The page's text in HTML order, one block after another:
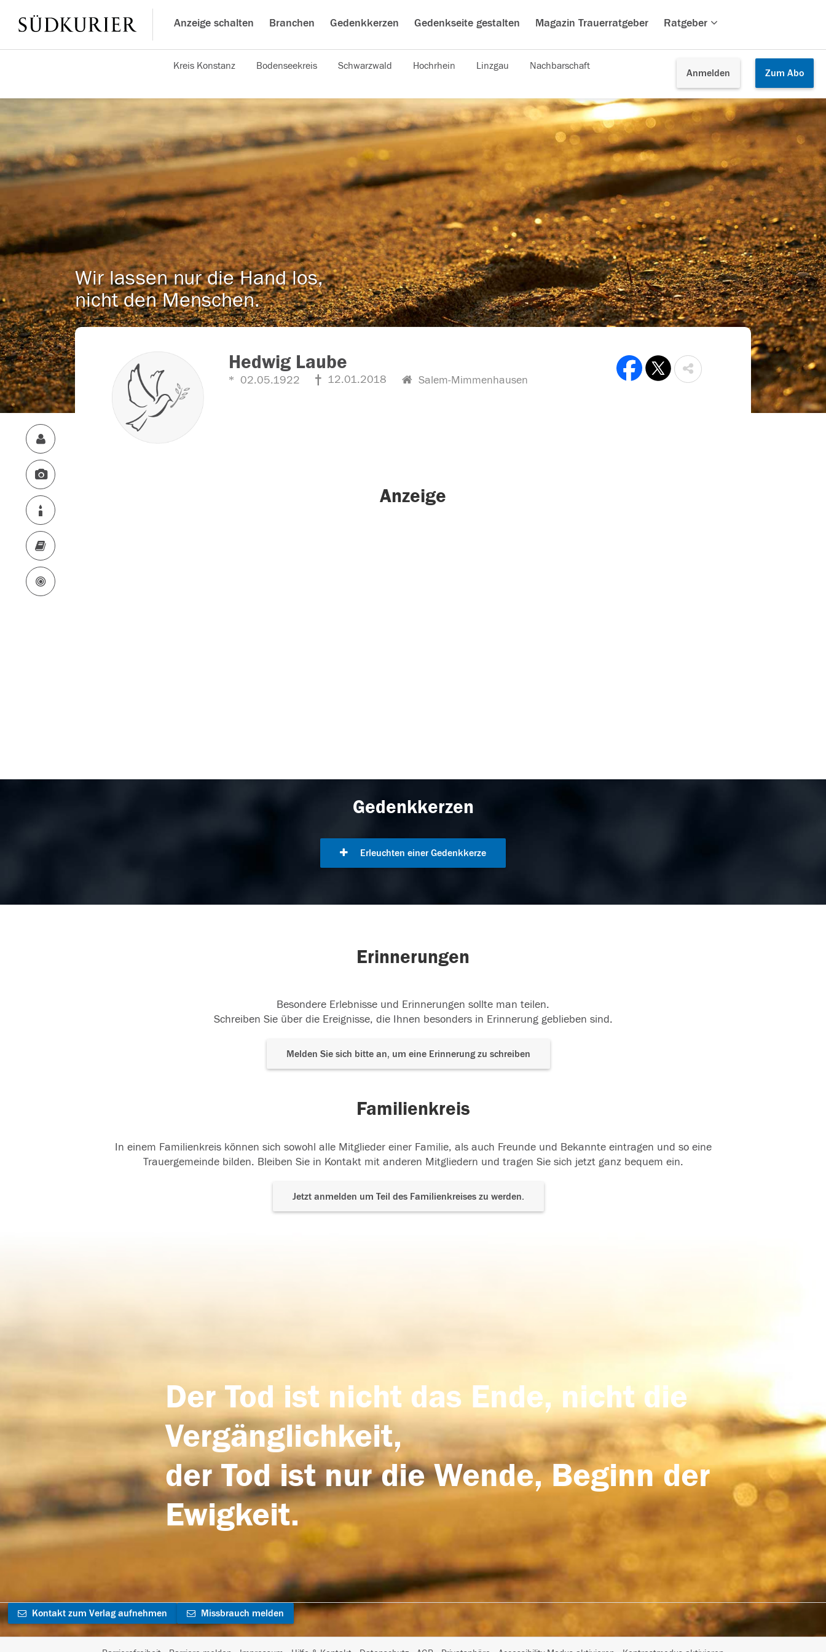
Anzeige schalten Branchen Gedenkkerzen Gedenkseite gestalten Magazin Trauerratgeber Ratgeber
Anmelden Zum Abo
Kreis Konstanz Bodenseekreis Schwarzwald Hochrhein Linzgau Nachbarschaft
Wir lassen nur die Hand los,
nicht den Menschen.
Hedwig Laube
02.05.1922 12.01.2018 Salem-Mimmenhausen
Anzeige
Gedenkkerzen
Erleuchten einer Gedenkkerze
Erinnerungen
Besondere Erlebnisse und Erinnerungen sollte man teilen.
Schreiben Sie über die Ereignisse, die Ihnen besonders in Erinnerung geblieben sind.
Melden Sie sich bitte an, um eine Erinnerung zu schreiben
Familienkreis
In einem Familienkreis können sich sowohl alle Mitglieder einer Familie, als auch Freunde und Bekannte eintragen und so eine
Trauergemeinde bilden. Bleiben Sie in Kontakt mit anderen Mitgliedern und tragen Sie sich jetzt ganz bequem ein.
Jetzt anmelden um Teil des Familienkreises zu werden.
Der Tod ist nicht das Ende, nicht die
Vergänglichkeit,
der Tod ist nur die Wende, Beginn der
Ewigkeit.
Kontakt zum Verlag aufnehmen Missbrauch melden